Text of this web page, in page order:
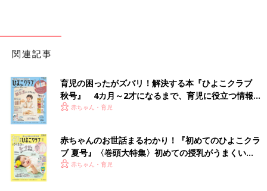
隼人くんに絵本の読み聞かせをしている庄司さん
「隼人と意思の疎通をとるのは本当にむずかしいので、目が合う
だけでもかわいくてうれしい。そんな中、私が制作した絵本で読
み聞かせをしたら、初めて私のアクションに反応して笑ってくれ
たんです！
関連記事
育児の困ったがズバリ！解決する本『ひよこクラブ
秋号』 4カ月～2才になるまで、育児に役立つ情報が
いっぱい！
赤ちゃん・育児
赤ちゃんのお世話まるわかり！『初めてのひよこクラ
ブ 夏号』〈巻頭大特集〉初めての授乳がうまくい
く！ おっぱい・ミルクの基本と夏のトラブル 解決テ
赤ちゃん・育児